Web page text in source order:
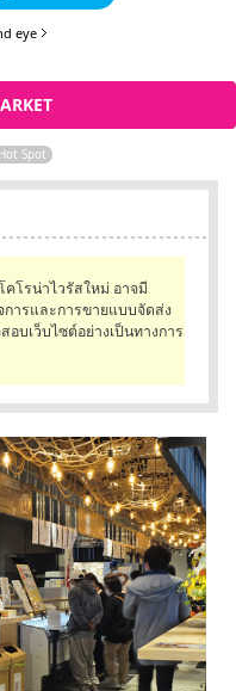
eye
Hot Spot
คโรน่าไวรัสใหม่ อาจมี
การและการขายแบบจัดส่ง
บเว็บไซต์อย่างเป็นทางการ